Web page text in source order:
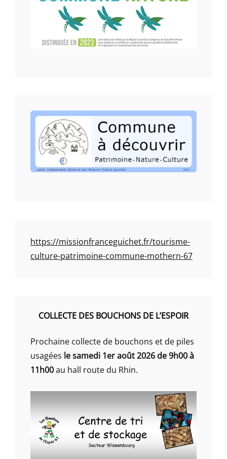
https://missionfranceguichet.fr/tourisme-
culture-patrimoine-commune-mothern-67
COLLECTE DES BOUCHONS DE L’ESPOIR
Prochaine collecte de bouchons et de piles
usagées le samedi 1er août 2026 de 9h00 à
11h00au hall route du Rhin.